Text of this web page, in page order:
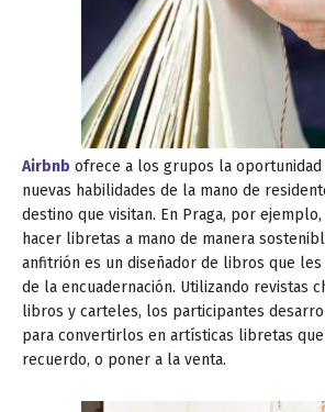
Airbnb ofrece a los grupos la
nuevas habilidades de la mano de
destino que visitan. En Praga, por
hacer libretas a mano de manera
anfitrión es un diseñador de libros que
de la encuadernación. Utilizando revistas
libros y carteles, los participantes
para convertirlos en artísticas libretas
recuerdo, o poner a la venta.